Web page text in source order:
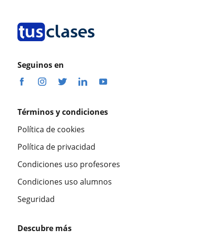
Seguinos en
Términos y condiciones
Política de cookies
Política de privacidad
Condiciones uso profesores
Condiciones uso alumnos
Seguridad
Descubre más